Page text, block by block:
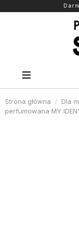
Strona główna Dla
perfumowana MY